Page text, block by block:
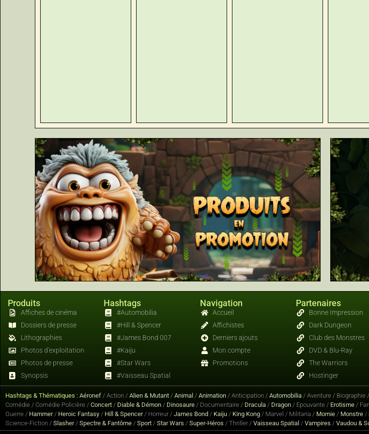
Produits
Affiches de cinéma
Dossiers de presse
Lithographies
Photos d'exploitation
Photos de presse
Synopsis
Hashtags
#Automobilia
#Hill & Spencer
#James Bond 007
#Kaiju
#Star Wars
#Vaisseau Spatial
Navigation
Accueil
Affichistes
Derniers ajouts
Mon compte
Promotions
Partenaires
Bonne Impression
Dark Dungeon
Club des Monstres
DVD & Blu-Ray
The Warriors
Hostinger
Hashtags & Thématiques : Aéronef / Action / Alien & Mutant / Animal / Animation / Anticipation / Automobilia / Aventure / Biographie
Comédie / Comédie Policière / Concert / Diable & Démon / Dinosaure / Documentaire / Dracula / Dragon / Epouvante / Erotisme /
Guerre / Hammer/ Heroic Fantasy / Hill & Spencer/ Horreur / James Bond / Kaiju / King Kong / Marvel / Militaria / Momie / Monstre /
Science-Fiction / Slasher/ Spectre & Fantôme / Sport / Star Wars / Super-Héros / Thriller / Vaisseau Spatial / Vampires / Vaudou &